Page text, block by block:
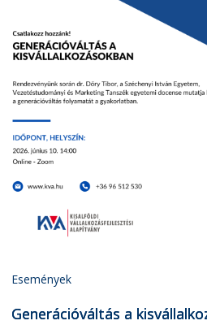
Események
Generációváltás a